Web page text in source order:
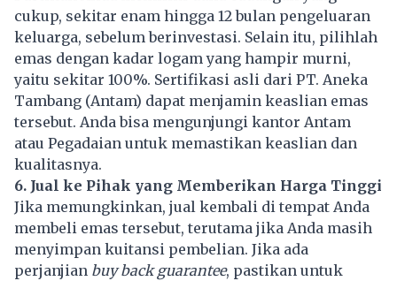
cukup, sekitar enam hingga 12 bulan pengeluaran
keluarga, sebelum berinvestasi. Selain itu, pilihlah
emas dengan kadar logam yang hampir murni,
yaitu sekitar 100%. Sertifikasi asli dari PT. Aneka
Tambang (Antam) dapat menjamin keaslian emas
tersebut. Anda bisa mengunjungi kantor Antam
atau Pegadaian untuk memastikan keaslian dan
kualitasnya.
6. Jual ke Pihak yang Memberikan Harga Tinggi
Jika memungkinkan, jual kembali di tempat Anda
membeli emas tersebut, terutama jika Anda masih
menyimpan kuitansi pembelian. Jika ada
perjanjian buy back guarantee, pastikan untuk